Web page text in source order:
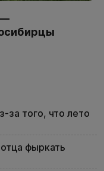
—
за того, что лето
фыркать